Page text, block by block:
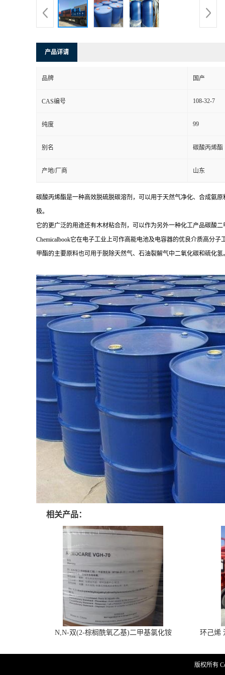
产品详请
品牌 国产
CAS编号 108-32-7
纯度 99
别名 碳酸丙烯酯
产地/厂商 山东
碳酸丙烯酯是一种高效脱硫脱碳溶剂，可以用于天然气净化、合成氨
极。
它的更广泛的用途还有木材粘合剂，可以作为另外一种化工产品碳酸
Chemicalbook它在电子工业上可作高能电池及电容器的优良介质高分
甲酯的主要原料也可用于脱除天然气、石油裂解气中二氧化碳和硫化
相关产品：
N,N-双(2-棕榈酰氧乙基)二甲基氯化铵 环己烯
版权所有